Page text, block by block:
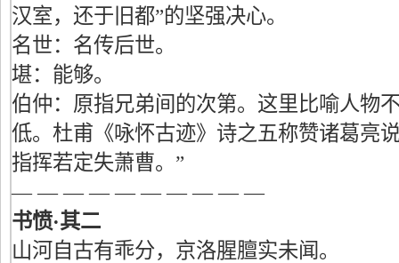
汉室，还于旧都”的坚强决心。
名世：名传后世。
堪：能够。
伯仲：原指兄弟间的次第。这里比喻人物
低。杜甫《咏怀古迹》诗之五称赞诸葛亮
指挥若定失萧曹。”
— — — — — — — — — —
书愤·其二
山河自古有乖分，京洛腥膻实未闻。